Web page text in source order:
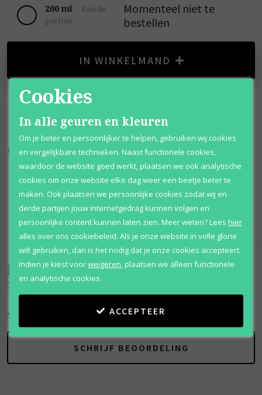
200 ml - Eau de
parfum
Momenteel niet te
bestellen
IN WINKELMAND
Kortingen tot wel 70% Al 12 jaar voordelig
100% originele parfums Afhalen mogelijk
Qshops Keurmerk
Beoordelingen(0)
212 Vip Black
SCHRIJF BEOORDELING
Cookies
In alle geuren en kleuren
Om je beter en persoonlijker te helpen, gebruiken wij cookies
en vergelijkbare technieken. Naast functionele cookies,
waardoor de website goed werkt, plaatsen we ook analytische
cookies om onze website elke dag weer een beetje beter te
maken. Ook plaatsen we persoonlijke cookies zodat wij en
derde partijen jouw internetgedrag kunnen volgen en
persoonlijke content kunnen laten zien. Meer weten?Lees hier
alles over ons cookiebeleid. Als je onze website in volle glorie
wilt gebruiken, dan is het nodig dat je onze cookies accepteert.
Indien je kiest voorweigeren,plaatsen we alleen functionele
en analytische cookies.
ACCEPTEER